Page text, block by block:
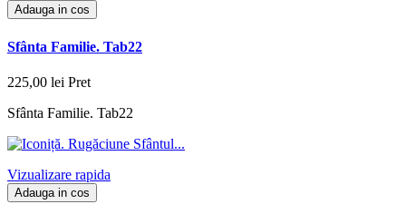
Adauga in cos
Sfânta Familie. Tab22
225,00 lei Pret
Sfânta Familie. Tab22
Vizualizare rapida
Adauga in cos